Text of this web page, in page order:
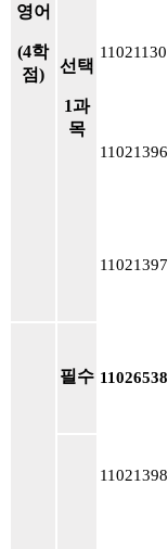
영어
(4학
점)
선택
1과
목
11021130
11021396
11021397
필수 11026538
11021398